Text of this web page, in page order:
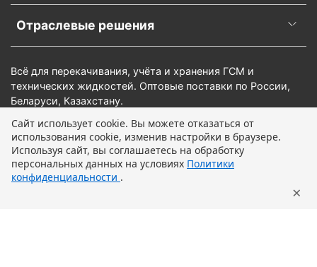
Предзаказ
Отраслевые решения
Всё для перекачивания, учёта и хранения ГСМ и
технических жидкостей. Оптовые поставки по России,
Беларуси, Казахстану.
Сайт использует cookie. Вы можете отказаться от
использования cookie, изменив настройки в браузере.
Используя сайт, вы соглашаетесь на обработку
персональных данных на условиях Политики
конфиденциальности .
×